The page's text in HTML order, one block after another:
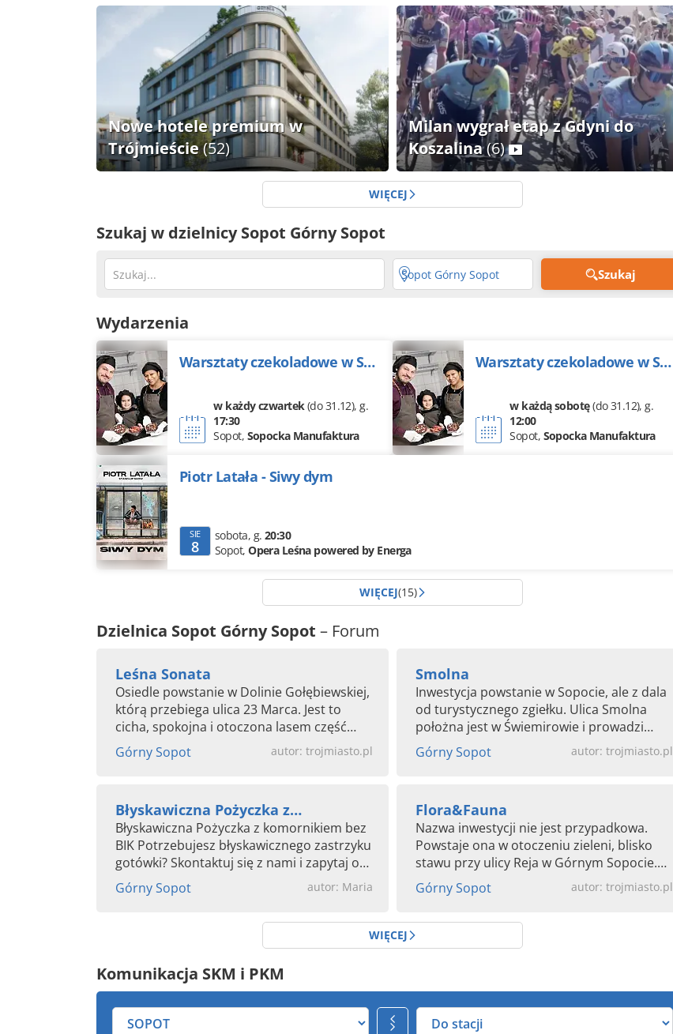
Nowe hotele premium w
Trójmieście(52)
Milan wygrał etap z Gdyni do
Koszalina(6)
WIĘCEJ
Szukaj w dzielnicy Sopot Górny Sopot
Sopot Górny Sopot Szukaj
Wydarzenia
Warsztaty czekoladowe w Sopocie - zrób własną tabliczkę w prawdziwej manufakturze
w każdy czwartek(do 31.12),g.
17:30
Sopot, Sopocka Manufaktura
Warsztaty czekoladowe w Sopocie - zrób własną tabliczkę w prawdziwej manufakturze
w każdą sobotę(do 31.12),g.
12:00
Sopot, Sopocka Manufaktura
Piotr Latała - Siwy dym
SIE
8
sobota, g. 20:30
Sopot, Opera Leśna powered by Energa
WIĘCEJ(15)
Dzielnica Sopot Górny Sopot – Forum
Leśna Sonata
Osiedle powstanie w Dolinie Gołębiewskiej,
którą przebiega ulica 23 Marca. Jest to
cicha, spokojna i otoczona lasem część
Sopotu. Niedaleko stąd na...
Górny Sopot autor: trojmiasto.pl
Smolna
Inwestycja powstanie w Sopocie, ale z dala
od turystycznego zgiełku. Ulica Smolna
położna jest w Świemirowie i prowadzi
wprost do lasów...
Górny Sopot autor: trojmiasto.pl
Błyskawiczna Pożyczka z
komornikiem...
Błyskawiczna Pożyczka z komornikiem bez
BIK Potrzebujesz błyskawicznego zastrzyku
gotówki? Skontaktuj się z nami i zapytaj o
ofertę dostosowaną do...
Górny Sopot autor: Maria
Flora&Fauna
Nazwa inwestycji nie jest przypadkowa.
Powstaje ona w otoczeniu zieleni, blisko
stawu przy ulicy Reja w Górnym Sopocie.
Staw otoczony jest...
Górny Sopot autor: trojmiasto.pl
WIĘCEJ
Komunikacja SKM i PKM